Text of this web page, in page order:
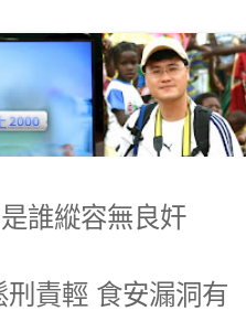
誰縱容無良奸
責輕 食安漏洞有